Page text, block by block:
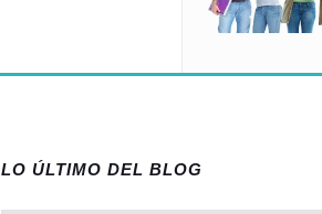
LO ÚLTIMO DEL BLOG